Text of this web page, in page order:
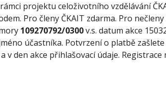
projektu celoživotního vzdělávání
Pro členy ČKAIT zdarma. Pro
109270792/0300v.s. datum akce
účastníka. Potvrzení o platbě zašlete
v den akce přihlašovací údaje. Registrace